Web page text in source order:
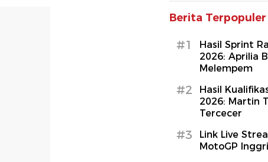
Berita Terpopuler
#1
Hasil Sprint
2026: Aprilia
Melempem
#2
Hasil
2026: Martin
Tercecer
#3
Link Live
MotoGP